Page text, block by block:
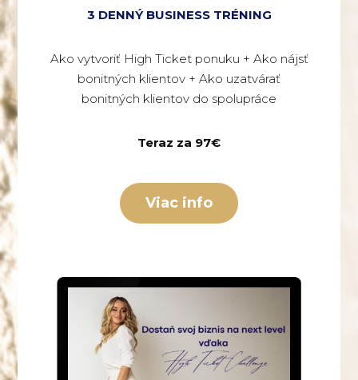
3 DENNÝ BUSINESS TRÉNING
Ako vytvoriť High Ticket ponuku + Ako nájsť
bonitných klientov + Ako uzatvárať
bonitných klientov do spolupráce
Teraz za 97€
Viac info